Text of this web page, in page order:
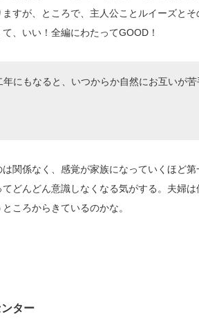
ますが、ところで、主人公ことルイーズと
、いい！全編にわたってGOOD！
年にもなると、いつからか自然にお互いが
関係なく、感覚が家族になっていくほど第
てどんどん意識しなくなる気がする。夫婦
ころからきているのかな。
ター